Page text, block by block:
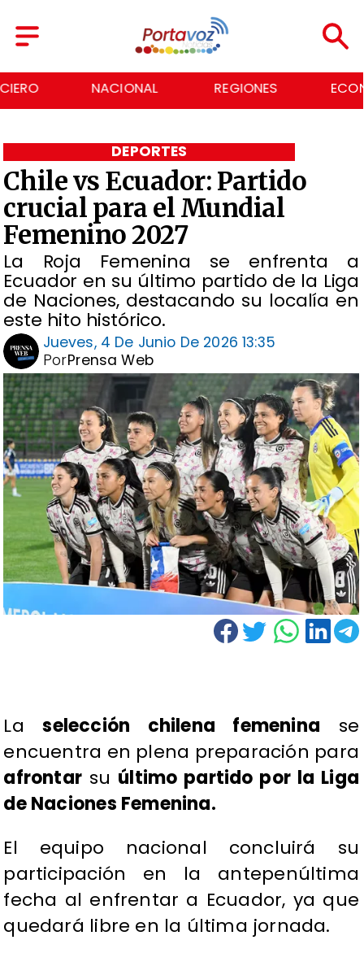
NACIONAL REGIONES ECONOMÍA
Chile vs Ecuador: Partido
crucial para el Mundial
Femenino 2027
La Roja Femenina se enfrenta a
Ecuador en su último partido de la Liga
de Naciones, destacando su localía en
este hito histórico.
DEPORTES
Jueves, 4 De Junio De 2026 13:35
Prensa Web
Por
Laselección chilena femenina se
encuentra en plena preparación para
afrontar su último partido por la Liga
de Naciones Femenina.
El equipo nacional concluirá su
participación en la antepenúltima
fecha al enfrentar a Ecuador, ya que
quedará libre en la última jornada.